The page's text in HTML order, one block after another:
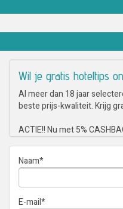
Wil je gratis hoteltips
Al meer dan 18 jaar
beste prijs-kwaliteit. Krijg
ACTIE!! Nu met 5%
Naam*
E-mail*